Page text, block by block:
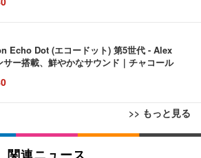
Echo Dot (エコードット) 第5世代 - Alex
サー搭載、鮮やかなサウンド｜チャコール
>> もっと見る
オフィスチェア 椅子 テレワーク 疲れな
上げ式アームレスト コンパクト 約105度ロッ
ジネス向けプレミアムモニター | FlexScan
WT | 31.5型4K UHD・USB Type-C・ホワ
ベーシック ペットシーツ 薄型 レギュラー 1
関連ニュース